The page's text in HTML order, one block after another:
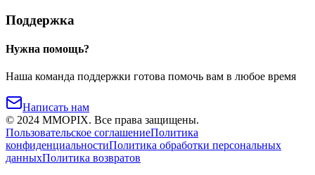
Поддержка
Нужна помощь?
Наша команда поддержки готова помочь вам в любое время
Написать нам
© 2024 MMOPIX. Все права защищены.
Пользовательское соглашениеПолитика
конфиденциальностиПолитика обработки персональных
данныхПолитика возвратов